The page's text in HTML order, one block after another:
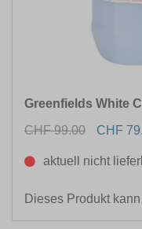
Greenfields White
CHF 99.00
CHF
aktuell nicht
Dieses Produkt